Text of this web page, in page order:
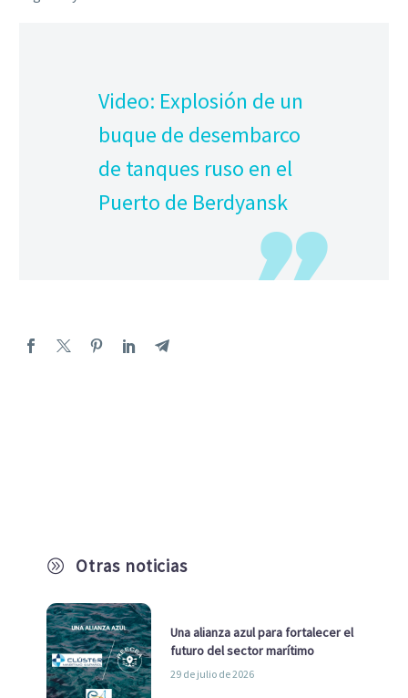
A Otras noticias
Una alianza azul para fortalecer el
futuro del sector marítimo
29 de julio de 2026
Video: Explosión de un
buque de desembarco
de tanques ruso en el
Puerto de Berdyansk